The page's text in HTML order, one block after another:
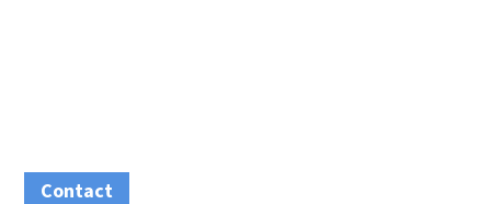
Contact